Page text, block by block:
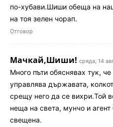
по-хубави.Шиши обеща на
на тоя зелен чорап.
Отговор
Мачкай,Шиши! сряда, 14
Много пъти обяснявах тук,
управлява държавата,
срещу него да се вихри.Той
неща на света, мунчо и
свещена.